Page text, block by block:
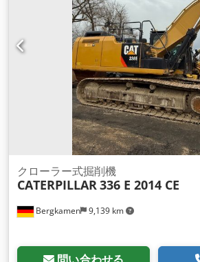
Bergkamen 9,139 km
クローラー式掘削機
CATERPILLAR336 E 2014 CE